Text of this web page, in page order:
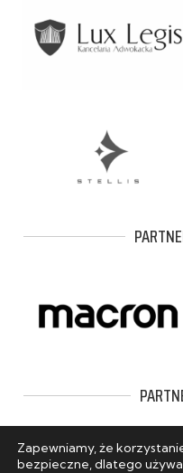
Zapewniamy, że
bezpieczne, dlatego